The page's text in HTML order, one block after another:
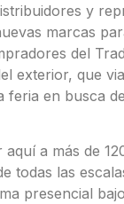
y
marcas
del
exterior, que
feria en busca
a más de
todas las
presencial